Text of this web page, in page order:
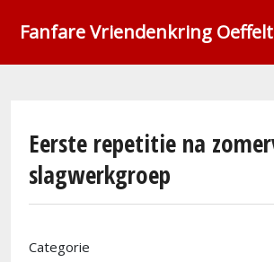
Fanfare Vriendenkring Oeffelt
Eerste repetitie na
slagwerkgroep
Categorie